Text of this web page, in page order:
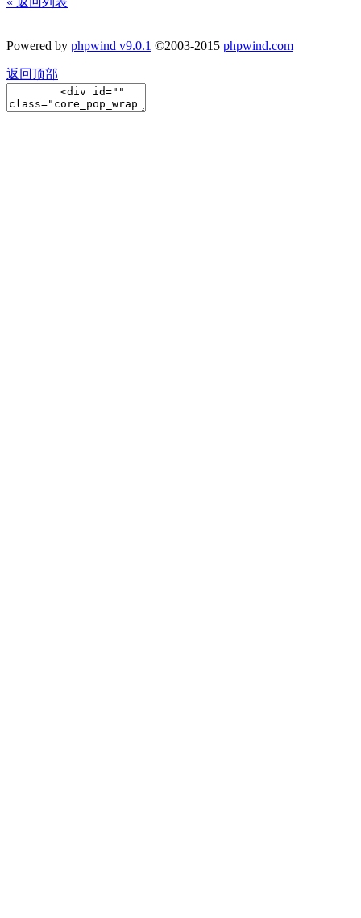
Powered by phpwind v9.0.1 ©2003-2015 phpwind.com
返回顶部